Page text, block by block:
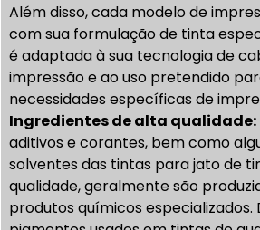
Além disso, cada modelo de
com sua formulação de tinta
é adaptada à sua tecnologia de
impressão e ao uso pretendido
necessidades específicas de
Ingredientes de alta qualidade:
aditivos e corantes, bem como
solventes das tintas para jato de
qualidade, geralmente são
produtos químicos especializados.